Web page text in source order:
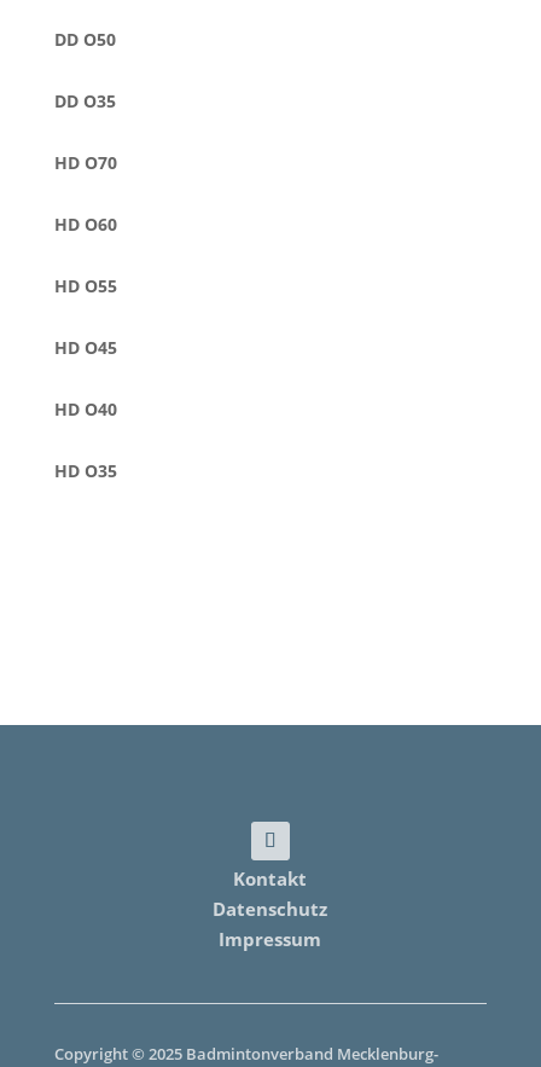
DD O50
DD O35
HD O70
HD O60
HD O55
HD O45
HD O40
HD O35
Kontakt
Datenschutz
Impressum
Copyright © 2025 Badmintonverband Mecklenburg-